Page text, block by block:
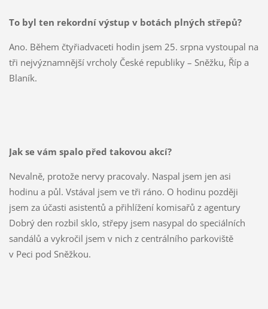
To byl ten rekordní výstup v botách plných střepů?
Ano. Během čtyřiadvaceti hodin jsem 25. srpna vystoupal na
tři nejvýznamnější vrcholy České republiky – Sněžku, Říp a
Blaník.
Jak se vám spalo před takovou akcí?
Nevalně, protože nervy pracovaly. Naspal jsem jen asi
hodinu a půl. Vstával jsem ve tři ráno. O hodinu později
jsem za účasti asistentů a přihlížení komisařů z agentury
Dobrý den rozbil sklo, střepy jsem nasypal do speciálních
sandálů a vykročil jsem v nich z centrálního parkoviště
v Peci pod Sněžkou.